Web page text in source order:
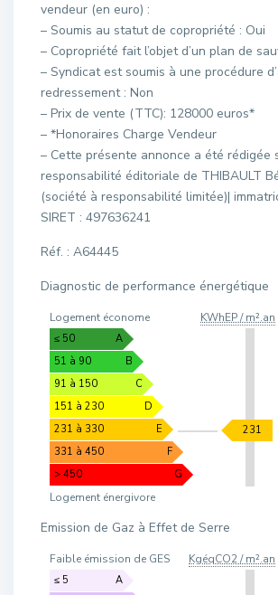
vendeur (en euro) :
– Soumis au statut de copropriété : Oui
– Copropriété fait l’objet d’un plan de
– Syndicat est soumis à une procédure
redressement : Non
– Prix de vente (TTC): 128000 euros*
– *Honoraires Charge Vendeur
– Cette présente annonce a été rédigée
responsabilité éditoriale de THIBAULT
(société à responsabilité limitée)|
SIRET : 497636241
Réf. : A64445
Diagnostic de performance énergétique
Logement économe KWhEP / m².an
≤ 50
A
51 à 90
B
91 à 150
C
151 à 230
D
231 à 330
E
331 à 450
F
> 450
G
231
Logement énergivore
Emission de Gaz à Effet de Serre
Faible émission de GES KgéqCO2 / m².an
≤ 5 A